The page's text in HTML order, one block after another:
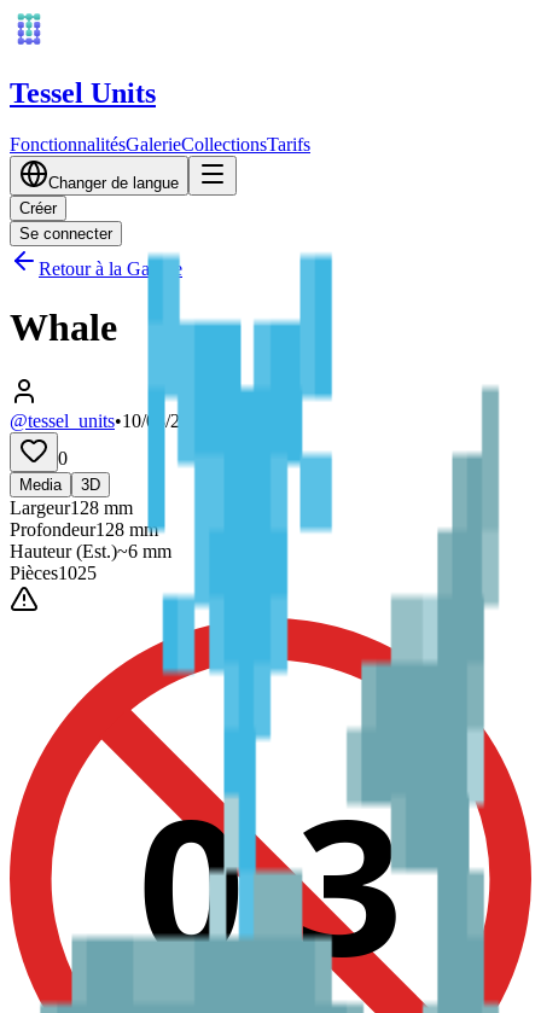
Tessel Units
FonctionnalitésGalerieCollectionsTarifs
Changer de langue
Créer
Se connecter
Retour à la Galerie
Whale
@tessel_units•10/03/2026
0
Media 3D
Largeur128 mm
Profondeur128 mm
Hauteur(Est.)~6 mm
Pièces1025
0-3